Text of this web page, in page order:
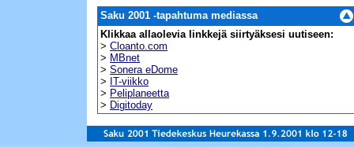
Saku 2001 -tapahtuma mediassa
Klikkaa allaolevia linkkejä siirtyäksesi uutiseen:
> Cloanto.com
> MBnet
> Sonera eDome
> IT-viikko
> Peliplaneetta
> Digitoday